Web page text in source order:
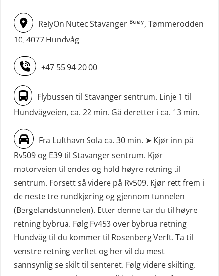
m/E-læring (OSEBLE006)
Livbåtfører fritt fall FF48 repetisjon
Livbåtfører grunnkurs m/E-læring
FF1200 (OSE1424)
Livbåtfører grunnkurs m/E-læring
FF1200 simulator (OSEBLE007)
Livbåtfører grunnkurs m/E-læring
FF48 og FF1000D (OSEBLE004)
Livbåtfører grunnkurs m/E-læring
Konvensjonell livbåt (OSEBLE005)
Livbåtfører konvensjonell livbåt –
grunnleggende (OSE135)
Livbåtfører konvensjonell repetisjon
(OSE1361)
Livbåtfører konvertering til FF48 inkl.
STCW oppgradering for
maskinoffiserer uten fartstid 66 t
(MBS125)
Sikkerhetskurs for ansatte på
oppdrettsanlegg (LBS100)
Sjøfolk med særskilte sikringsplikter
(MBS1191)
Ulykkesgransking – Webinar (LSP103)
VHF / SRC 2 dager (ORC104)
Videregående sikkerhetsopplæring
for skipsoffiserer (MBS100)
RelyOn Nutec Stavanger Buøy, Tømmerodden
10, 4077 Hundvåg
+47 55 94 20 00
Flybussen til Stavanger sentrum. Linje 1 til
Hundvågveien, ca. 22 min. Gå deretter i ca. 13 min.
Fra Lufthavn Sola ca. 30 min. ➤ Kjør inn på
Rv509 og E39 til Stavanger sentrum. Kjør
motorveien til endes og hold høyre retning til
sentrum. Forsett så videre på Rv509. Kjør rett frem i
de neste tre rundkjøring og gjennom tunnelen
(Bergelandstunnelen). Etter denne tar du til høyre
retning bybrua. Følg Fv453 over bybrua retning
Hundvåg til du kommer til Rosenberg Verft. Ta til
venstre retning verftet og her vil du mest
sannsynlig se skilt til senteret. Følg videre skilting.